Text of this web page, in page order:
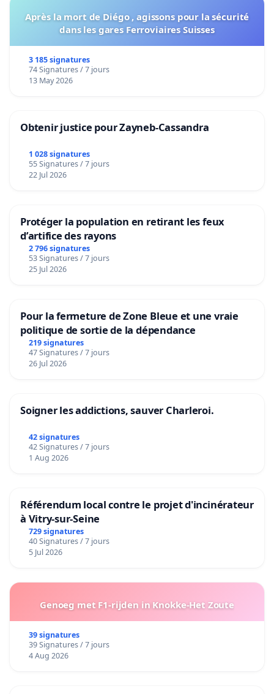
Après la mort de Diégo , agissons pour la sécurité
dans les gares Ferroviaires Suisses
3 185 signatures
74 Signatures / 7 jours
13 May 2026
Obtenir justice pour Zayneb-Cassandra
1 028 signatures
55 Signatures / 7 jours
22 Jul 2026
Protéger la population en retirant les feux
d’artifice des rayons
2 796 signatures
53 Signatures / 7 jours
25 Jul 2026
Pour la fermeture de Zone Bleue et une vraie
politique de sortie de la dépendance
219 signatures
47 Signatures / 7 jours
26 Jul 2026
Soigner les addictions, sauver Charleroi.
42 signatures
42 Signatures / 7 jours
1 Aug 2026
Référendum local contre le projet d'incinérateur
à Vitry-sur-Seine
729 signatures
40 Signatures / 7 jours
5 Jul 2026
Genoeg met F1-rijden in Knokke-Het Zoute
39 signatures
39 Signatures / 7 jours
4 Aug 2026